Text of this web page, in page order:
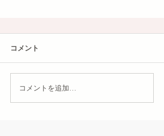
コメント
コメントを追加…